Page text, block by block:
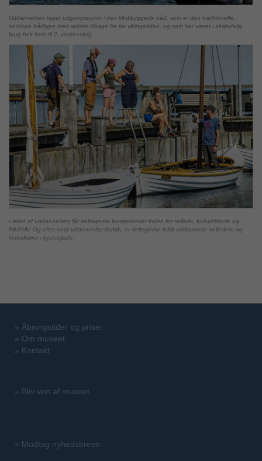
Uddannelsen tager udgangspunkt i den klinkbyggede båd, som er den traditionelle,
nordiske bådtype med rødder tilbage fra før vikingetiden, og som har været i almindelig
brug helt frem til 2. verdenskrig.
I løbet af uddannelsen får deltagerne kompetencer inden for sejlads, kulturhistorie og
friluftsliv. Og efter endt uddannelsesforløb, er deltagerne fuldt uddannede vejledere og
instruktører i kystsejlads.
» Åbningstider og priser
» Om museet
» Kontakt
» Bliv ven af museet
» Modtag nyhedsbreve